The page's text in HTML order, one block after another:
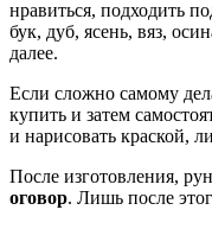
нравиться, подходить
бук, дуб, ясень, вяз,
далее.
Если сложно самому
купить и затем
и нарисовать краской,
После изготовления,
оговор. Лишь после